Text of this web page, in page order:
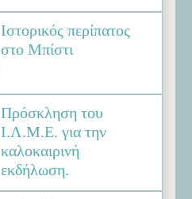
Ιστορικός περίπατος
στο Μπίστι
Πρόσκληση του
Ι.Λ.Μ.Ε. για την
καλοκαιρινή
εκδήλωση.